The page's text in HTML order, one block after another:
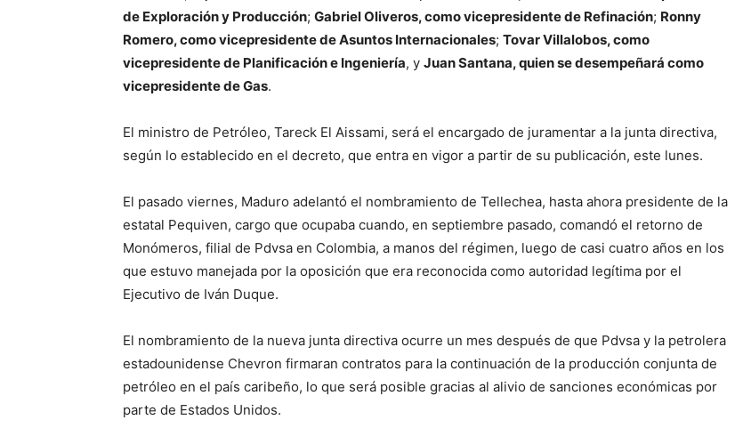
de Exploración y Producción; Gabriel Oliveros, como vicepresidente de Refinación; Ronny
Romero, como vicepresidente de Asuntos Internacionales; Tovar Villalobos, como
vicepresidente de Planificación e Ingeniería, y Juan Santana, quien se desempeñará como
vicepresidente de Gas.
El ministro de Petróleo, Tareck El Aissami, será el encargado de juramentar a la junta directiva,
según lo establecido en el decreto, que entra en vigor a partir de su publicación, este lunes.
El pasado viernes, Maduro adelantó el nombramiento de Tellechea, hasta ahora presidente de la
estatal Pequiven, cargo que ocupaba cuando, en septiembre pasado, comandó el retorno de
Monómeros, filial de Pdvsa en Colombia, a manos del régimen, luego de casi cuatro años en los
que estuvo manejada por la oposición que era reconocida como autoridad legítima por el
Ejecutivo de Iván Duque.
El nombramiento de la nueva junta directiva ocurre un mes después de que Pdvsa y la petrolera
estadounidense Chevron firmaran contratos para la continuación de la producción conjunta de
petróleo en el país caribeño, lo que será posible gracias al alivio de sanciones económicas por
parte de Estados Unidos.